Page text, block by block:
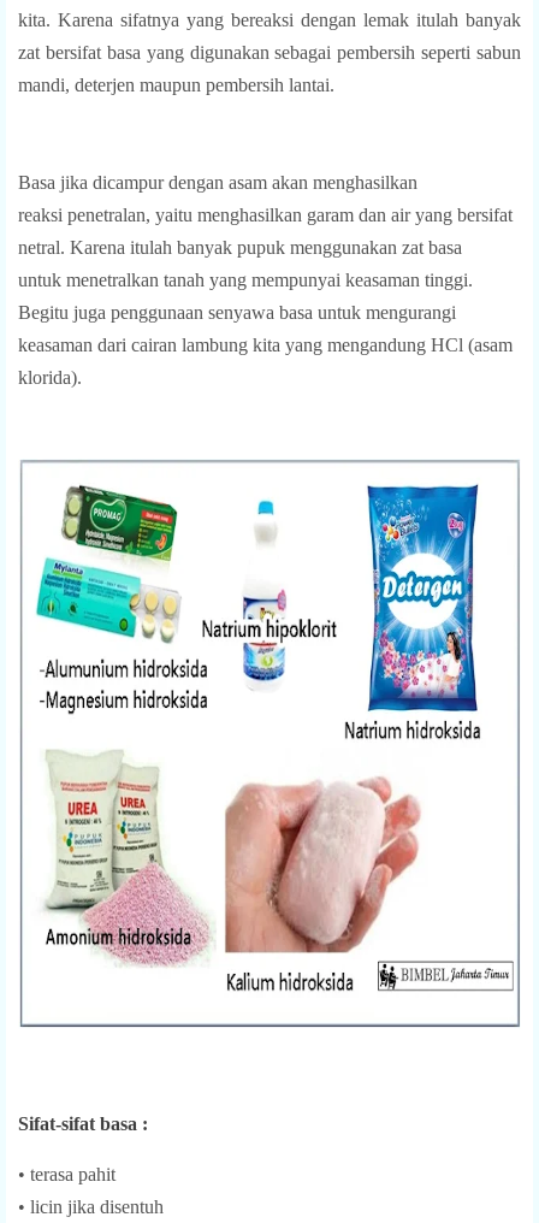
kita. Karena sifatnya yang bereaksi dengan lemak itulah banyak
zat bersifat basa yang digunakan sebagai pembersih seperti sabun
mandi, deterjen maupun pembersih lantai.
Basa jika dicampur dengan asam akan menghasilkan
reaksi penetralan, yaitu menghasilkan garam dan air yang bersifat
netral. Karena itulah banyak pupuk menggunakan zat basa
untuk menetralkan tanah yang mempunyai keasaman tinggi.
Begitu juga penggunaan senyawa basa untuk mengurangi
keasaman dari cairan lambung kita yang mengandung HCl (asam
klorida).
Sifat-sifat basa :
• terasa pahit
• licin jika disentuh